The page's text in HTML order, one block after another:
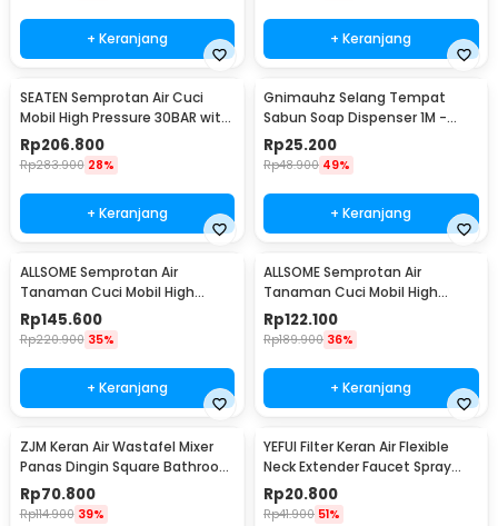
+ Keranjang + Keranjang
SEATEN Semprotan Air Cuci
Mobil High Pressure 30BAR with
5M Hose - PT008-01
Rp206.800
Rp283.900 28%
+ Keranjang
Gnimauhz Selang Tempat
Sabun Soap Dispenser 1M -
FZ120
Rp25.200
Rp48.900 49%
+ Keranjang
ALLSOME Semprotan Air
Tanaman Cuci Mobil High
Pressure with Hose 15M -
PT009
Rp145.600
Rp220.900 35%
+ Keranjang
ALLSOME Semprotan Air
Tanaman Cuci Mobil High
Pressure with Hose 7.5M -
PT009
Rp122.100
Rp189.900 36%
+ Keranjang
ZJM Keran Air Wastafel Mixer
Panas Dingin Square Bathroom
Faucet Tap - LB2982
Rp70.800
Rp114.900 39%
YEFUI Filter Keran Air Flexible
Neck Extender Faucet Spray
Head - H5607
Rp20.800
Rp41.900 51%